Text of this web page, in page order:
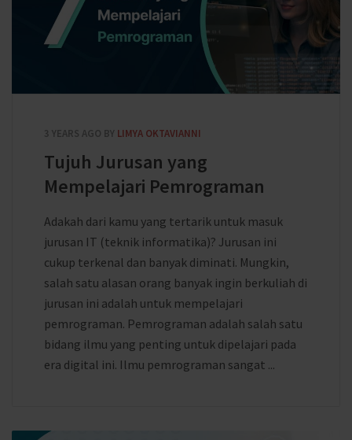
3 YEARS AGO BY LIMYA OKTAVIANNI
Tujuh Jurusan yang
Mempelajari Pemrograman
Adakah dari kamu yang tertarik untuk masuk
jurusan IT (teknik informatika)? Jurusan ini
cukup terkenal dan banyak diminati. Mungkin,
salah satu alasan orang banyak ingin berkuliah di
jurusan ini adalah untuk mempelajari
pemrograman. Pemrograman adalah salah satu
bidang ilmu yang penting untuk dipelajari pada
era digital ini. Ilmu pemrograman sangat ...